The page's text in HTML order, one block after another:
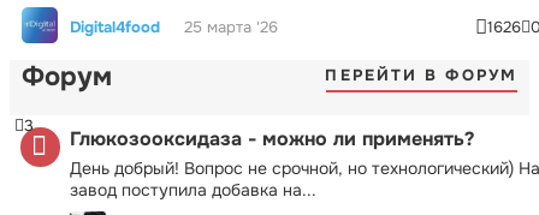
Digital4food
25 марта '26 1626
Форум ПЕРЕЙТИ В ФОРУМ
Глюкозооксидаза - можно ли применять?
День добрый! Вопрос не срочной, но технологический) На
завод поступила добавка на...
3